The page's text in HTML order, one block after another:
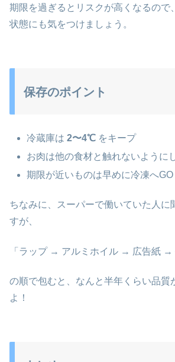
期限を過ぎるとリスクが高くなるので
状態にも気をつけましょう。
保存のポイント
冷蔵庫は2〜4℃ をキープ
お肉は他の食材と触れないように
期限が近いものは早めに冷凍へGO
ちなみに、スーパーで働いていた人に
すが、
「ラップ → アルミホイル → 広告紙 →
の順で包むと、なんと半年くらい品質
よ！